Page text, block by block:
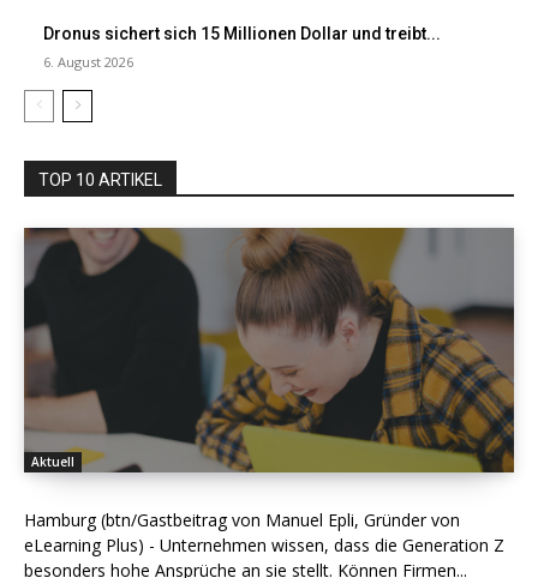
Dronus sichert sich 15 Millionen Dollar und treibt...
6. August 2026
TOP 10 ARTIKEL
Aktuell
Hamburg (btn/Gastbeitrag von Manuel Epli, Gründer von
eLearning Plus) - Unternehmen wissen, dass die Generation Z
besonders hohe Ansprüche an sie stellt. Können Firmen...